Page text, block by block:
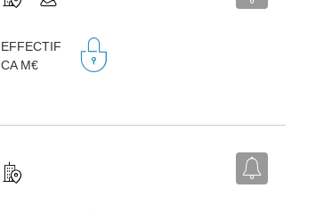
EFFECTIF
CA M€